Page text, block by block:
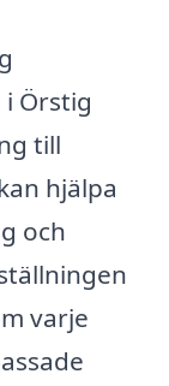
Örstig
till
hjälpa
och
varje